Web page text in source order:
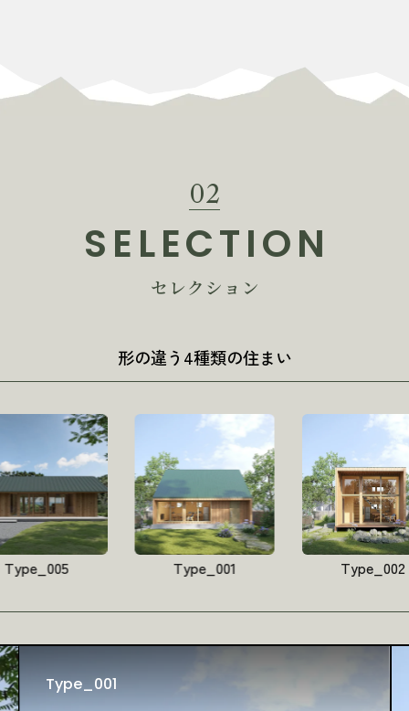
02
SELECTION
セレクション
形の違う4種類の住まい
Type_005 Type_001 Type_002
Type_001